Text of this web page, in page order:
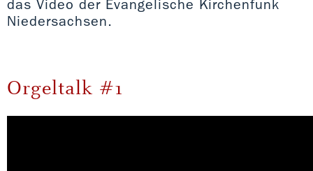
das Video der Evangelische Kirchenfunk
Niedersachsen.
Orgeltalk #1